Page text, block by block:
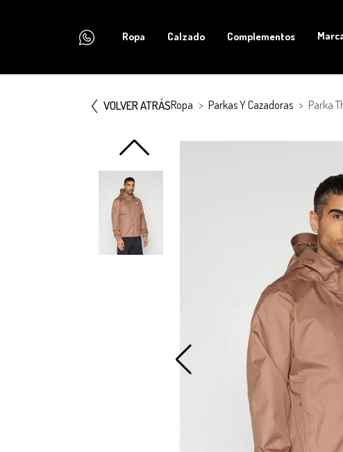
Ropa Calzado Complementos
VOLVER ATRÁSRopa Parkas Y Cazadoras Parka